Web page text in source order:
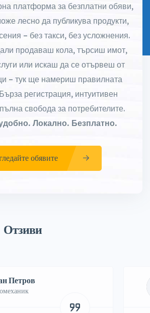
платформа за безплатни обяви,
лесно да публикува продукти,
– без такси, без усложнения.
продаваш кола, търсиш имот,
или искаш да се отървеш от
– тук ще намериш правилната
регистрация, интуитивен
свобода за потребителите.
Локално. Безплатно.
обявите
Отзиви
Петров